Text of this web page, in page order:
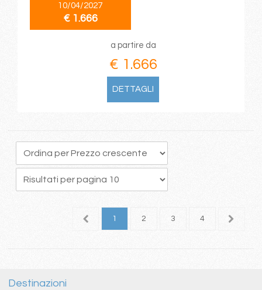
10/04/2027
€ 1.666
a partire da
€ 1.666
DETTAGLI
1 2 3 4 5
Destinazioni